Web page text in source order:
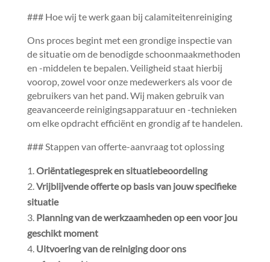
### Hoe wij te werk gaan bij calamiteitenreiniging
Ons proces begint met een grondige inspectie van
de situatie om de benodigde schoonmaakmethoden
en -middelen te bepalen.​ Veiligheid staat hierbij
voorop, zowel voor onze medewerkers als voor de
gebruikers van het pand.​ Wij maken gebruik van
geavanceerde reinigingsapparatuur en -technieken
om elke opdracht efficiënt en grondig af te handelen.​
### Stappen van offerte-aanvraag tot oplossing
Oriëntatiegesprek en situatiebeoordeling
Vrijblijvende offerte op basis van jouw specifieke
situatie
Planning van de werkzaamheden op een voor jou
geschikt moment
Uitvoering van de reiniging door ons